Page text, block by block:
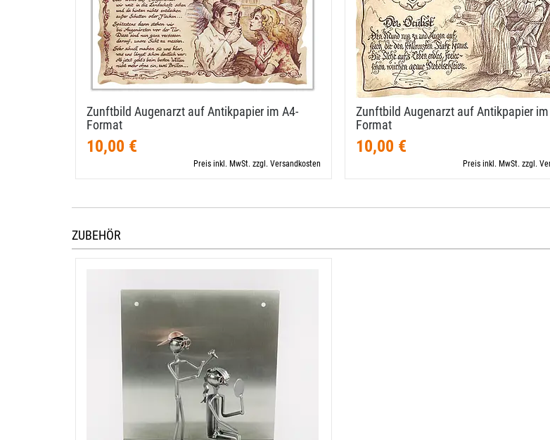
Zunftbild Augenarzt auf Antikpapier im A4-​
Format
10,00 €
Preis inkl. MwSt. zzgl. Versandkosten
Zunftbild Augenarzt auf Antikpapier im
Format
10,00 €
Preis inkl. MwSt. zzgl.
ZUBEHÖR